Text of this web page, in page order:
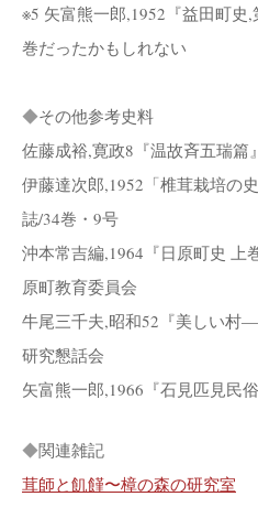
※5 矢富熊一郎,1952『益田町
巻だったかもしれない
◆その他参考史料
佐藤成裕,寛政8『温故斉五瑞篇』
伊藤達次郎,1952「椎茸栽培の
誌/34巻・9号
沖本常吉編,1964『日原町史 上
原町教育委員会
牛尾三千夫,昭和52『美しい村
研究懇話会
矢富熊一郎,1966『石見匹見民
◆関連雑記
茸師と飢饉〜樟の森の研究室